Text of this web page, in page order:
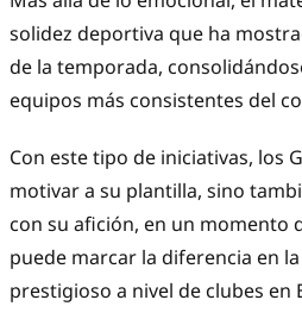
solidez deportiva que ha
de la temporada,
equipos más consistentes del
Con este tipo de iniciativas, los
motivar a su plantilla, sino
con su afición, en un momento
puede marcar la diferencia en
prestigioso a nivel de clubes en